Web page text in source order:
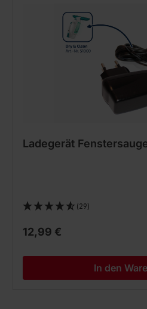
Ladegerät
(29)
12,99 €
In den